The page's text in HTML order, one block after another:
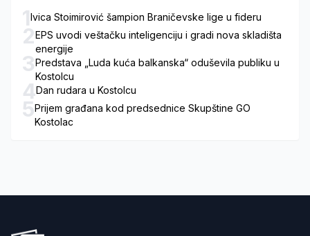
1Ivica Stoimirović šampion Braničevske lige u fideru
2EPS uvodi veštačku inteligenciju i gradi nova skladišta
energije
3Predstava „Luda kuća balkanska“ oduševila publiku u
Kostolcu
4Dan rudara u Kostolcu
5Prijem građana kod predsednice Skupštine GO
Kostolac